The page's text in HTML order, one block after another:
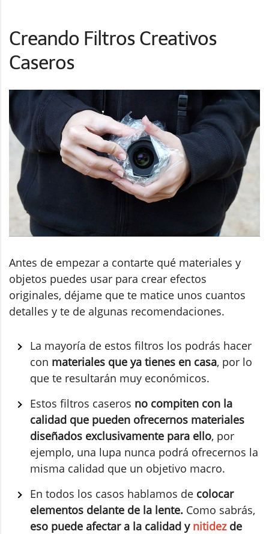
Creando Filtros Creativos
Caseros
Antes de empezar a contarte qué materiales y
objetos puedes usar para crear efectos
originales, déjame que te matice unos cuantos
detalles y te de algunas recomendaciones.
La mayoría de estos filtros los podrás hacer
con materiales que ya tienes en casa, por lo
que te resultarán muy económicos.
Estos filtros caseros no compiten con la
calidad que pueden ofrecernos materiales
diseñados exclusivamente para ello, por
ejemplo, una lupa nunca podrá ofrecernos la
misma calidad que un objetivo macro.
En todos los casos hablamos de colocar
elementos delante de la lente. Como sabrás,
eso puede afectar a la calidad y nitidezde